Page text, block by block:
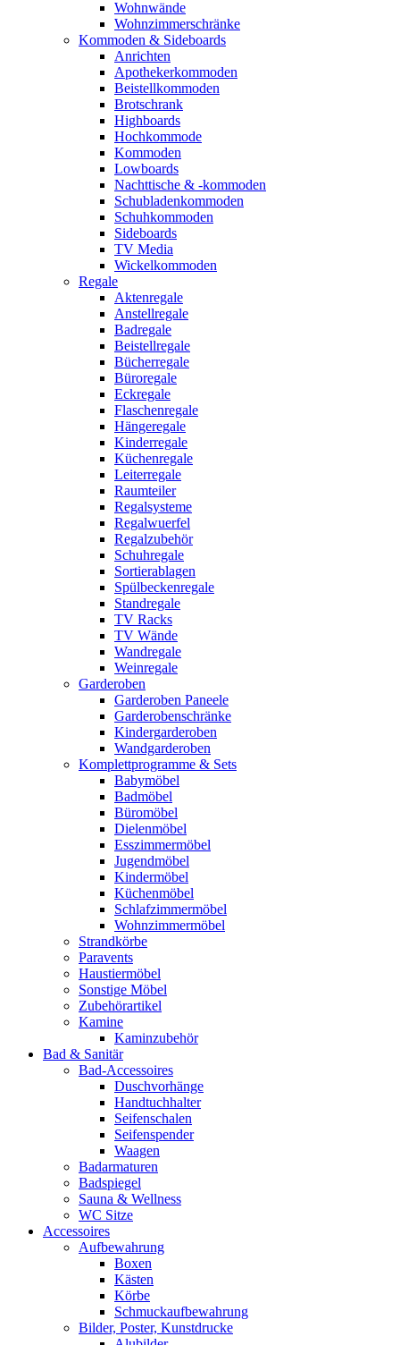
Wohnwände
Wohnzimmerschränke
Kommoden & Sideboards
Anrichten
Apothekerkommoden
Beistellkommoden
Brotschrank
Highboards
Hochkommode
Kommoden
Lowboards
Nachttische & -kommoden
Schubladenkommoden
Schuhkommoden
Sideboards
TV Media
Wickelkommoden
Regale
Aktenregale
Anstellregale
Badregale
Beistellregale
Bücherregale
Büroregale
Eckregale
Flaschenregale
Hängeregale
Kinderregale
Küchenregale
Leiterregale
Raumteiler
Regalsysteme
Regalwuerfel
Regalzubehör
Schuhregale
Sortierablagen
Spülbeckenregale
Standregale
TV Racks
TV Wände
Wandregale
Weinregale
Garderoben
Garderoben Paneele
Garderobenschränke
Kindergarderoben
Wandgarderoben
Komplettprogramme & Sets
Babymöbel
Badmöbel
Büromöbel
Dielenmöbel
Esszimmermöbel
Jugendmöbel
Kindermöbel
Küchenmöbel
Schlafzimmermöbel
Wohnzimmermöbel
Strandkörbe
Paravents
Haustiermöbel
Sonstige Möbel
Zubehörartikel
Kamine
Kaminzubehör
Bad & Sanitär
Bad-Accessoires
Duschvorhänge
Handtuchhalter
Seifenschalen
Seifenspender
Waagen
Badarmaturen
Badspiegel
Sauna & Wellness
WC Sitze
Accessoires
Aufbewahrung
Boxen
Kästen
Körbe
Schmuckaufbewahrung
Bilder, Poster, Kunstdrucke